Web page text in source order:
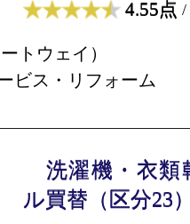
4.55点 /
トウェイ）
ビス・リフォーム
洗濯機・衣類
ル買替（区分23